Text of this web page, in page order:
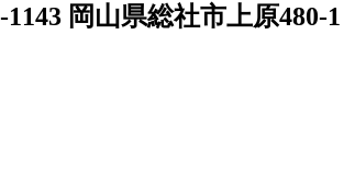
岡山県総社市上原480-1